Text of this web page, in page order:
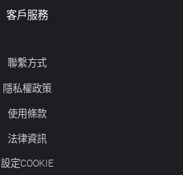
客戶服務
聯繫方式
隱私權政策
使用條款
法律資訊
設定COOKIE